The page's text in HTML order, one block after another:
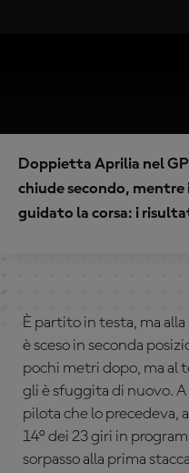
Doppietta Aprilia nel
chiude secondo, mentre
guidato la corsa: i
È partito in testa, ma
è sceso in seconda
pochi metri dopo, ma al
gli è sfuggita di nuovo.
pilota che lo precedeva,
14° dei 23 giri in
sorpasso alla prima